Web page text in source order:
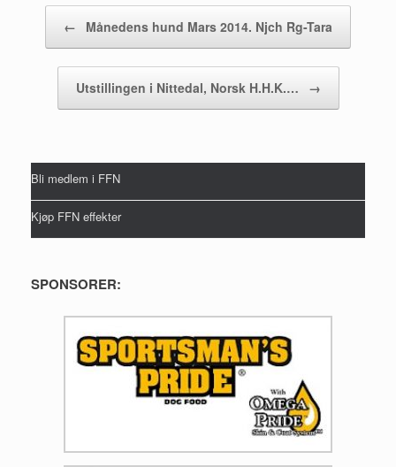
← Månedens hund Mars 2014. Njch Rg-Tara
Utstillingen i Nittedal, Norsk H.H.K.… →
Bli medlem i FFN
Kjøp FFN effekter
SPONSORER: